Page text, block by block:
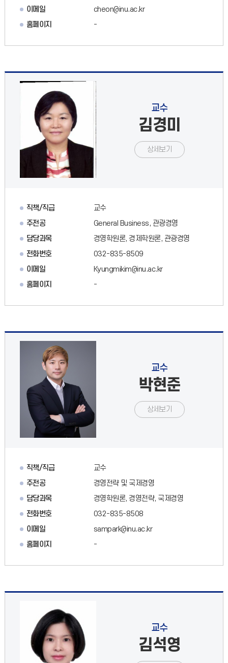
이메일
cheon@inu.ac.kr
홈페이지
-
교수
김경미
상세보기
직책/직급
교수
주전공
General Business, 관광경영
담당과목
경영학원론, 경제학원론, 관광경영
전화번호
032-835-8509
이메일
Kyungmikim@inu.ac.kr
홈페이지
-
교수
박현준
상세보기
직책/직급
교수
주전공
경영전략 및 국제경영
담당과목
경영학원론, 경영전략, 국제경영
전화번호
032-835-8508
이메일
sampark@inu.ac.kr
홈페이지
-
교수
김석영